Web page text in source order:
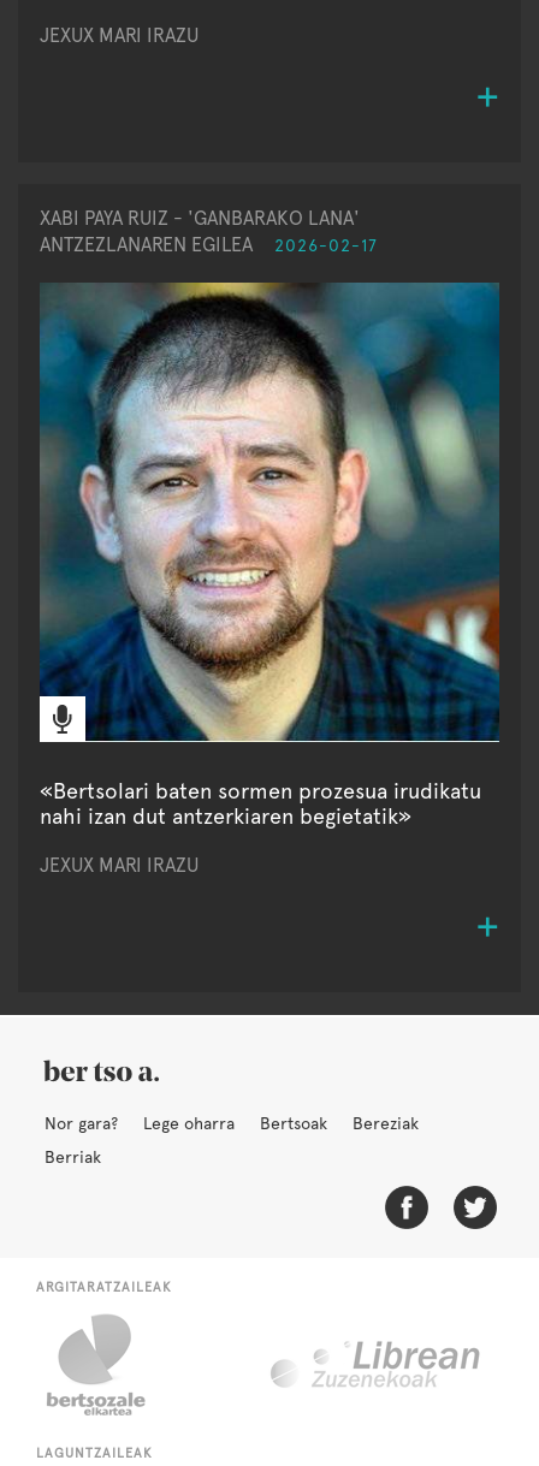
JEXUX MARI IRAZU
XABI PAYA RUIZ - 'GANBARAKO LANA'
ANTZEZLANAREN EGILEA
2026-02-17
«Bertsolari baten sormen prozesua irudikatu
nahi izan dut antzerkiaren begietatik»
JEXUX MARI IRAZU
Nor gara? Lege oharra Bertsoak
Bereziak
Berriak
ARGITARATZAILEAK
LAGUNTZAILEAK